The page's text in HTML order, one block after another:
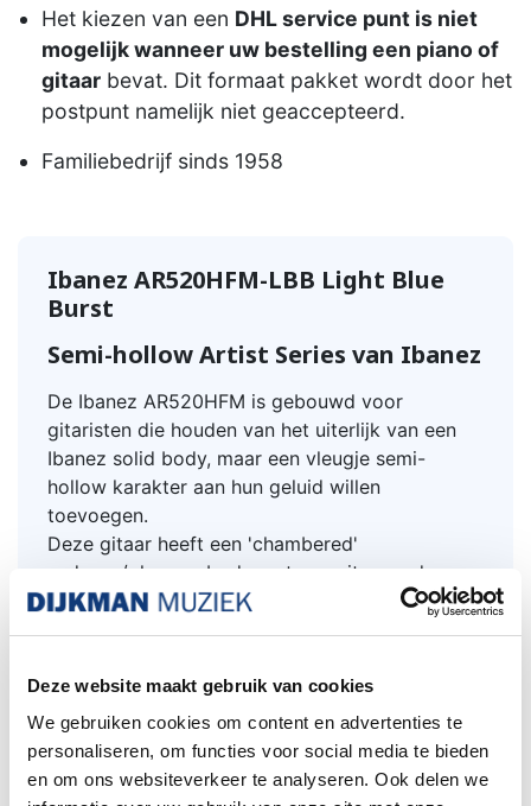
Deze website maakt gebruik van cookies
We gebruiken cookies om content en advertenties te
personaliseren, om functies voor social media te bieden
en om ons websiteverkeer te analyseren. Ook delen we
Het kiezen van een DHL service punt is niet
mogelijk wanneer uw bestelling een piano of
gitaar bevat. Dit formaat pakket wordt door het
postpunt namelijk niet geaccepteerd.
Familiebedrijf sinds 1958
Ibanez AR520HFM-LBB Light Blue
Burst
Semi-hollow Artist Series van Ibanez
De Ibanez AR520HFM is gebouwd voor
gitaristen die houden van het uiterlijk van een
Ibanez solid body, maar een vleugje semi-
hollow karakter aan hun geluid willen
toevoegen.
Deze gitaar heeft een 'chambered'
esdoorn/okoume body met een uitgesneden
esdoorn top.
Twee Super 58 Custom humbuckers met Tri-
onmiskenbare tonale vasthoudendheid.
De Ibanez AR520HFM beschikt ook over een
Gibraltar Performer-brug en Quik Change Ultra-
staartstuk, voor een lange sustain en tuning-
stabiliteit. Bovendien bieden de driedelige